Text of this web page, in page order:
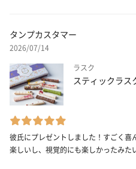
タンプカスタマー
2026/07/14
ラスク
スティックラス
彼氏にプレゼントしました！すごく喜
楽しいし、視覚的にも楽しかったみた